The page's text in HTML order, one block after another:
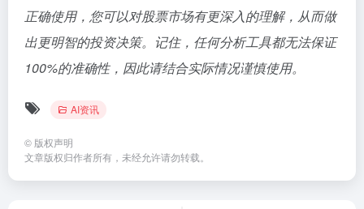
正确使用，您可以对股票市场有更深入的理解，从而做
出更明智的投资决策。记住，任何分析工具都无法保证
100%的准确性，因此请结合实际情况谨慎使用。
AI资讯
© 版权声明
文章版权归作者所有，未经允许请勿转载。